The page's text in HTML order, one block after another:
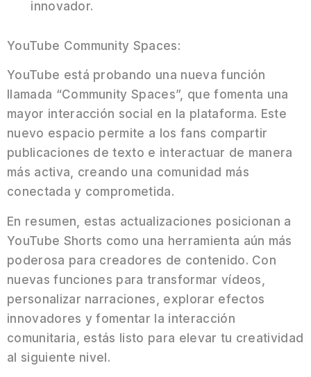
innovador.
YouTube Community Spaces:
YouTube está probando una nueva función
llamada “Community Spaces”, que fomenta una
mayor interacción social en la plataforma. Este
nuevo espacio permite a los fans compartir
publicaciones de texto e interactuar de manera
más activa, creando una comunidad más
conectada y comprometida.
En resumen, estas actualizaciones posicionan a
YouTube Shorts como una herramienta aún más
poderosa para creadores de contenido. Con
nuevas funciones para transformar vídeos,
personalizar narraciones, explorar efectos
innovadores y fomentar la interacción
comunitaria, estás listo para elevar tu creatividad
al siguiente nivel.